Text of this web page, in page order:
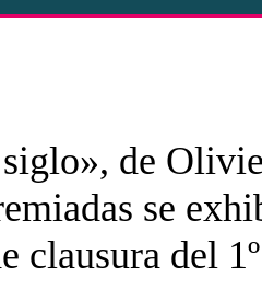
de
se
clausura del 1º